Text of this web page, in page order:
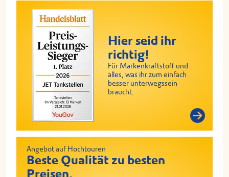
Hier seid ihr
richtig!
Für Markenkraftstoff und
alles, was ihr zum einfach
besser unterwegssein
braucht.
Angebot auf Hochtouren
Beste Qualität zu besten
Preisen.